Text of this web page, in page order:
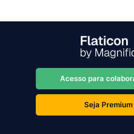
Acesso para
Seja Premium